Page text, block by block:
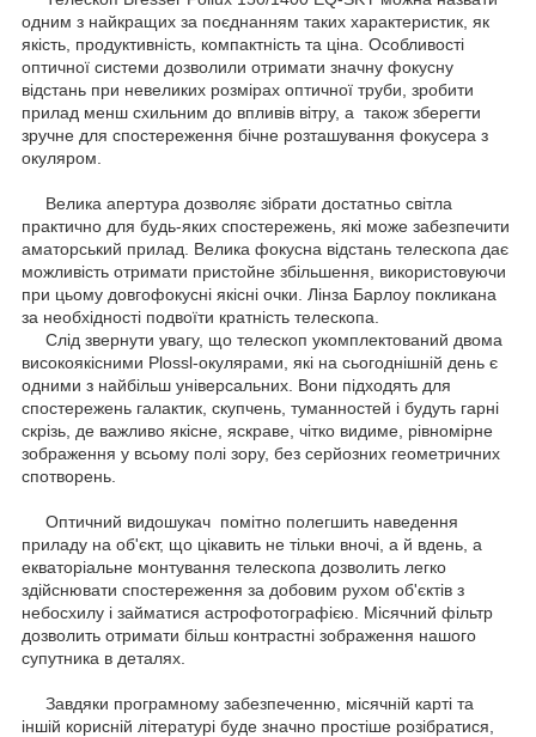
одним з найкращих за поєднанням таких характеристик, як
якість, продуктивність, компактність та ціна. Особливості
оптичної системи дозволили отримати значну фокусну
відстань при невеликих розмірах оптичної труби, зробити
прилад менш схильним до впливів вітру, а також зберегти
зручне для спостереження бічне розташування фокусера з
окуляром.
Велика апертура дозволяє зібрати достатньо світла
практично для будь-яких спостережень, які може забезпечити
аматорський прилад. Велика фокусна відстань телескопа дає
можливість отримати пристойне збільшення, використовуючи
при цьому довгофокусні якісні очки. Лінза Барлоу покликана
за необхідності подвоїти кратність телескопа.
Слід звернути увагу, що телескоп укомплектований двома
високоякісними Plossl-окулярами, які на сьогоднішній день є
одними з найбільш універсальних. Вони підходять для
спостережень галактик, скупчень, туманностей і будуть гарні
скрізь, де важливо якісне, яскраве, чітко видиме, рівномірне
зображення у всьому полі зору, без серйозних геометричних
спотворень.
Оптичний видошукач помітно полегшить наведення
приладу на об'єкт, що цікавить не тільки вночі, а й вдень, а
екваторіальне монтування телескопа дозволить легко
здійснювати спостереження за добовим рухом об'єктів з
небосхилу і займатися астрофотографією. Місячний фільтр
дозволить отримати більш контрастні зображення нашого
супутника в деталях.
Завдяки програмному забезпеченню, місячній карті та
іншій корисній літературі буде значно простіше розібратися,